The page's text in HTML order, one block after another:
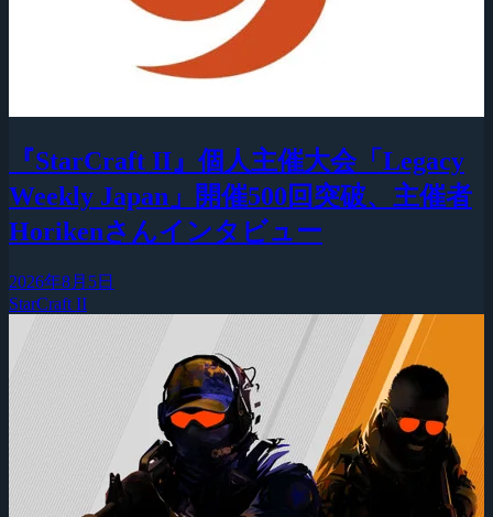
『StarCraft II』個人主催大会「Legacy
Weekly Japan」開催500回突破、主催者
Horikenさんインタビュー
2026年8月5日
StarCraft II